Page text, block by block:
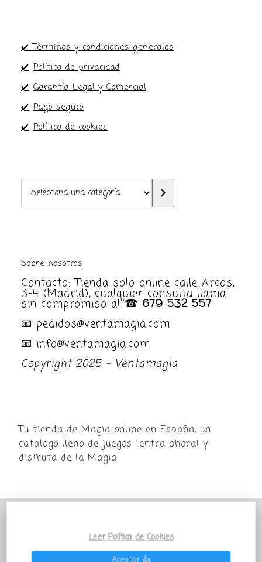
✔️ Términos y condiciones generales
✔️ Política de privacidad
✔️ Garantía Legal y Comercial
✔️ Pago seguro
✔️ Política de cookies
una
Sobre nosotros
Contacto: Tienda solo online calle Arcos,
3-4 (Madrid), cualquier consulta llama
sin compromiso al ☎ 679 532 557
📧 pedidos@ventamagia.com
📧 info@ventamagia.com
Copyright 2025 - Ventamagia
Tu tienda de Magia online en España, un
catalogo lleno de juegos ¡entra ahora! y
disfruta de la Magia
VENTAMAGIA PERMANECERÁ PARADA
TEMPORALMENTE Todos los pedidos que salgan
Leer Política de Cookies